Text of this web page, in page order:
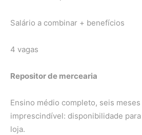
Salário a combinar + benefícios
4 vagas
Repositor de mercearia
Ensino médio completo, seis
imprescindível: disponibilidade
loja.